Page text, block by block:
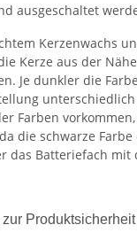
ausgeschaltet
Kerzenwachs
Kerze aus der
Je dunkler die
schwarze
Batteriefach
Produktsicherheit